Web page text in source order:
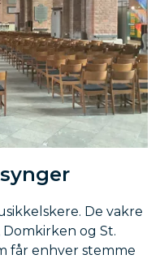
De vakre
Domkirken og St.
får enhver stemme